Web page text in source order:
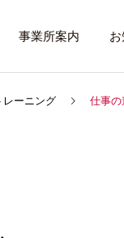
事業所案内
レーニング 仕事の